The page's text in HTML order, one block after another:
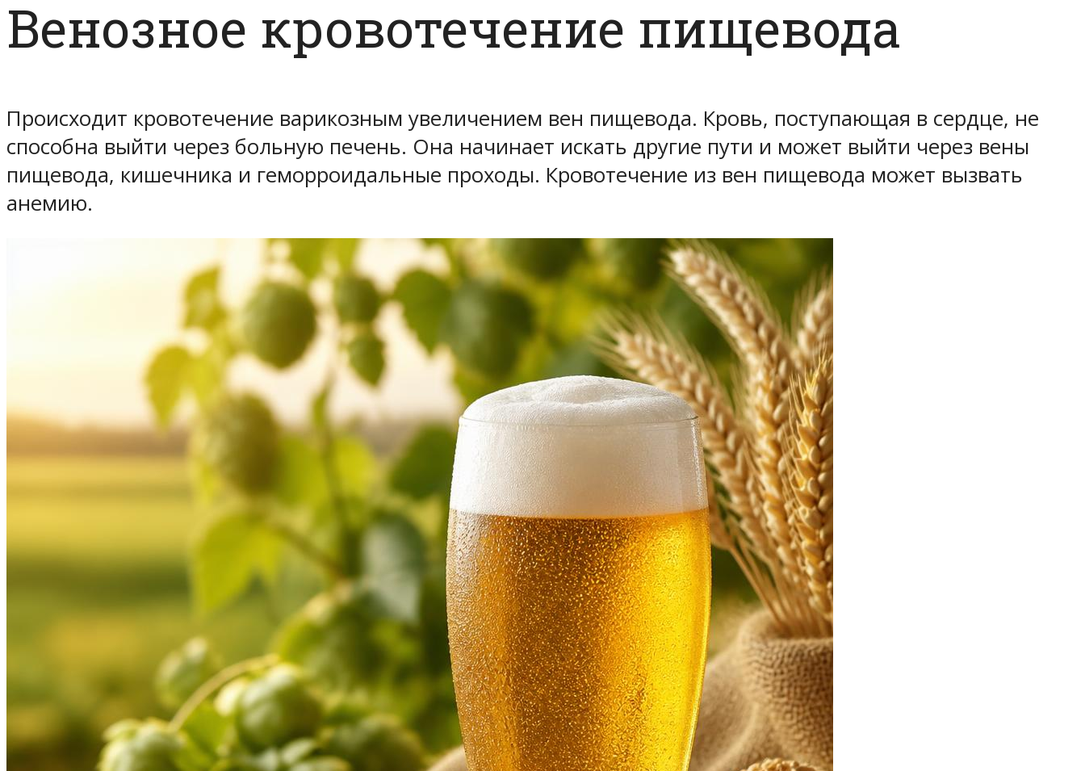
Венозное кровотечение пищевода
Происходит кровотечение варикозным увеличением вен пищевода. Кровь, поступающая в сердце, не
способна выйти через больную печень. Она начинает искать другие пути и может выйти через вены
пищевода, кишечника и геморроидальные проходы. Кровотечение из вен пищевода может вызвать
анемию.